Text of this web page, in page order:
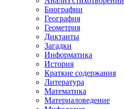
Биографии
География
Геометрия
Диктанты
Загадки
Информатика
История
Краткие содержания
Литература
Математика
Материаловедение